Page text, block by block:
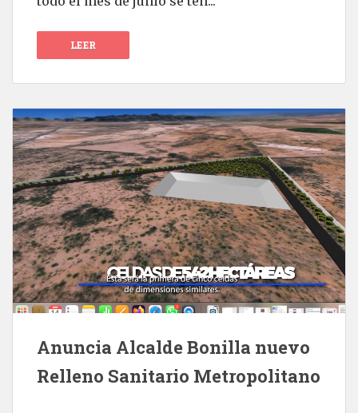
LEER
Anuncia Alcalde Bonilla nuevo
Relleno Sanitario Metropolitano